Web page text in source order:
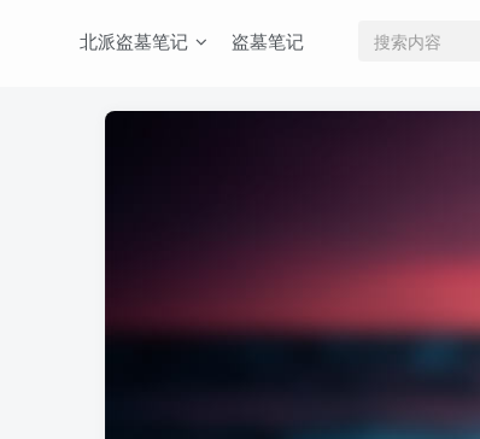
北派盗墓笔记 盗墓笔记